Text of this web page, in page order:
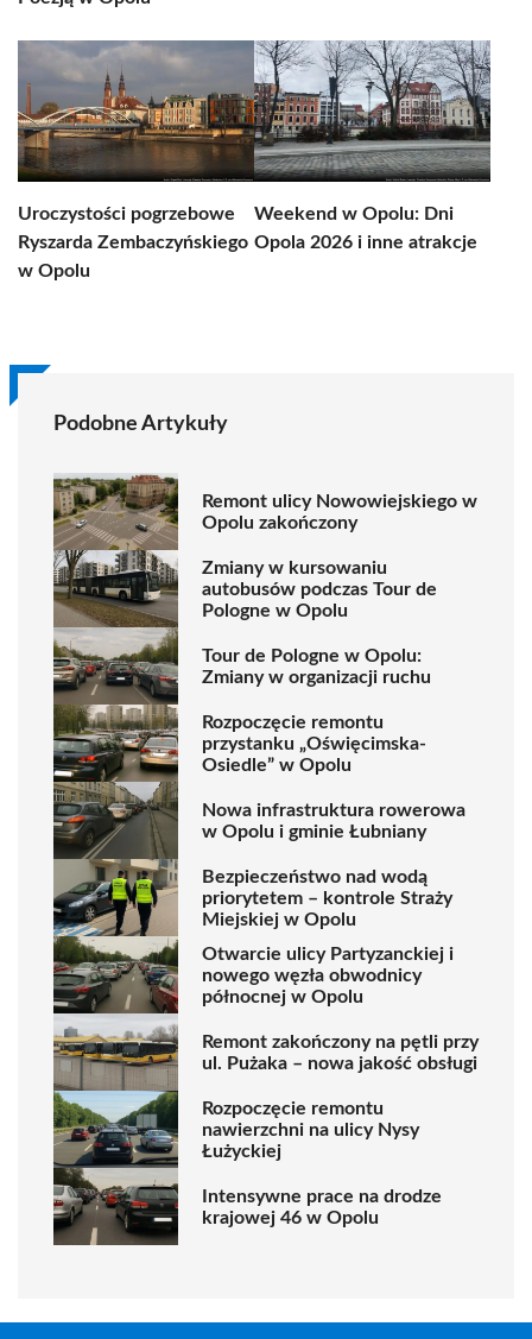
Uroczystości pogrzebowe
Ryszarda Zembaczyńskiego
w Opolu
Weekend w Opolu: Dni
Opola 2026 i inne atrakcje
Podobne Artykuły
Remont ulicy Nowowiejskiego w
Opolu zakończony
Zmiany w kursowaniu
autobusów podczas Tour de
Pologne w Opolu
Tour de Pologne w Opolu:
Zmiany w organizacji ruchu
Rozpoczęcie remontu
przystanku „Oświęcimska-
Osiedle” w Opolu
Nowa infrastruktura rowerowa
w Opolu i gminie Łubniany
Bezpieczeństwo nad wodą
priorytetem – kontrole Straży
Miejskiej w Opolu
Otwarcie ulicy Partyzanckiej i
nowego węzła obwodnicy
północnej w Opolu
Remont zakończony na pętli przy
ul. Pużaka – nowa jakość obsługi
Rozpoczęcie remontu
nawierzchni na ulicy Nysy
Łużyckiej
Intensywne prace na drodze
krajowej 46 w Opolu